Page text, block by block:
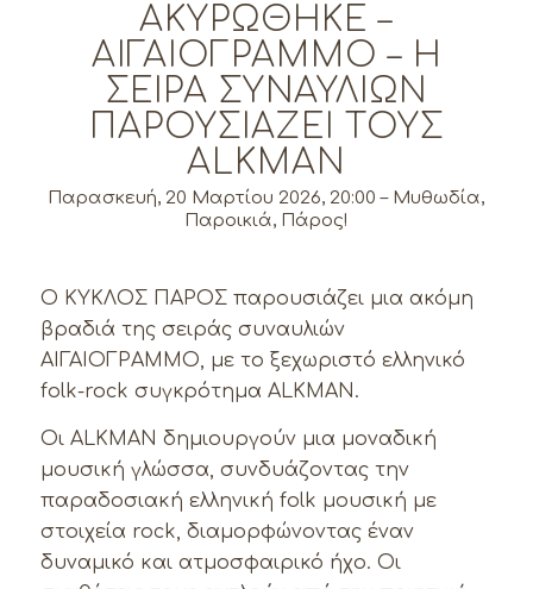
ΑΚΥΡΩΘΗΚΕ –
ΑΙΓΑΙΟΓΡΑΜΜΟ – Η
ΣΕΙΡΆ ΣΥΝΑΥΛΙΏΝ
ΠΑΡΟΥΣΙΆΖΕΙ ΤΟΥΣ
ALKMAN
Παρασκευή, 20 Μαρτίου 2026, 20:00 – Μυθωδία,
Παροικιά, Πάρος!
Ο ΚΥΚΛΟΣ ΠΑΡΟΣ παρουσιάζει μια ακόμη
βραδιά της σειράς συναυλιών
ΑΙΓΑΙΟΓΡΑΜΜΟ, με το ξεχωριστό ελληνικό
folk-rock συγκρότημα ALKMAN.
Οι ALKMAN δημιουργούν μια μοναδική
μουσική γλώσσα, συνδυάζοντας την
παραδοσιακή ελληνική folk μουσική με
στοιχεία rock, διαμορφώνοντας έναν
δυναμικό και ατμοσφαιρικό ήχο. Οι